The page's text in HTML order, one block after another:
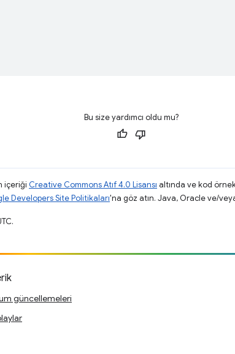
Bu size yardımcı oldu mu?
içeriği Creative Commons Atıf 4.0 Lisansı altında ve kod
Developers Site Politikaları'na göz atın. Java, Oracle ve/
güncellemeleri